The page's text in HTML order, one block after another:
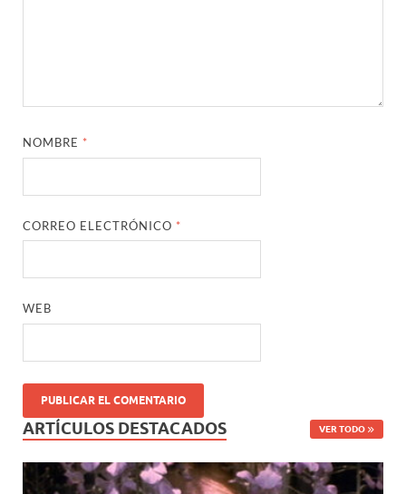
NOMBRE *
CORREO ELECTRÓNICO *
WEB
ARTÍCULOS DESTACADOS VER TODO